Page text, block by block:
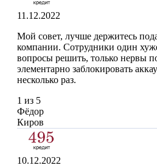
11.12.2022
Мой совет, лучше держитесь
компании. Сотрудники один
вопросы решить, только нервы
элементарно заблокировать
несколько раз.
1 из 5
Фёдор
Киров
10.12.2022